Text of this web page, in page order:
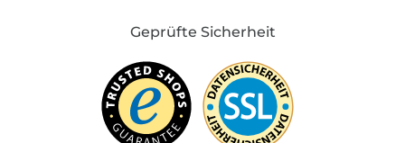
Geprüfte Sicherheit